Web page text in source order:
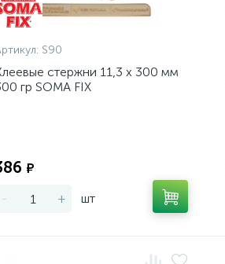
S90
стержни 11,3 х 300 мм
гр SOMA FIX
₽
- + шт